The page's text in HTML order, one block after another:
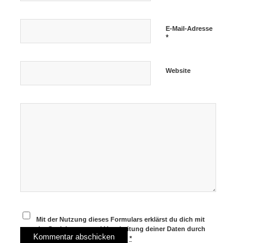
E-Mail-Adresse
*
Website
Mit der Nutzung dieses Formulars erklärst du dich mit
der Speicherung und Verarbeitung deiner Daten durch
diese Website einverstanden.*